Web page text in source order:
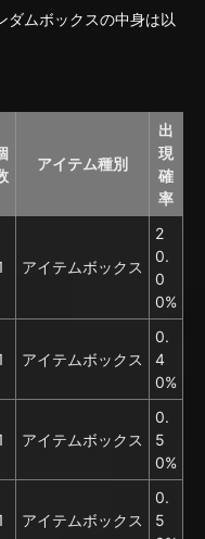
ダムボックスの中身は以
アイテム種別
出
現
確
率
アイテムボックス
2
0.
0
0%
アイテムボックス
0.
4
0%
アイテムボックス
0.
5
0%
アイテムボックス
0.
5